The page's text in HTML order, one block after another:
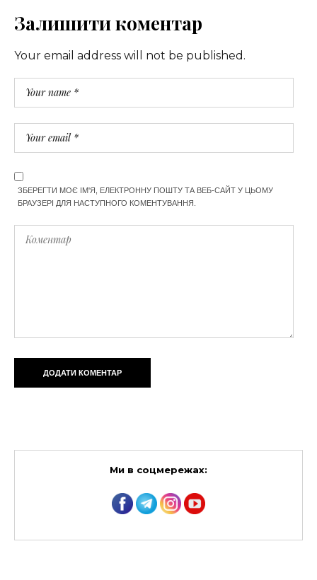
Залишити коментар
Your email address will not be published.
ЗБЕРЕГТИ МОЄ ІМ'Я, ЕЛЕКТРОННУ ПОШТУ ТА ВЕБ-САЙТ У ЦЬОМУ
БРАУЗЕРІ ДЛЯ НАСТУПНОГО КОМЕНТУВАННЯ.
Ми в соцмережах: